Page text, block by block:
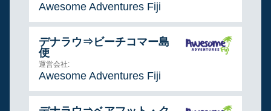
Awesome Adventures Fiji
デナラウ⇒ビーチコマー島
便
運営会社:
Awesome Adventures Fiji